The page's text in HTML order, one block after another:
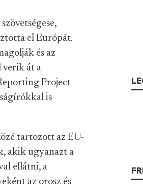
el Európát.
és az
verik át a
Project
is
tartozott az EU-
akik ugyanazt a
ellátni, a
az orosz és